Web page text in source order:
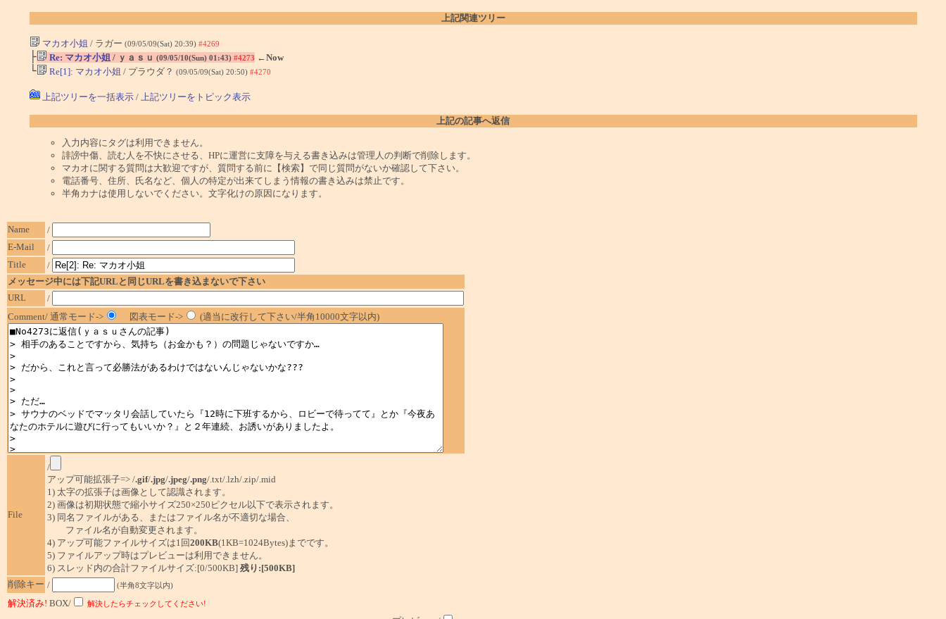
上記関連ツリー
マカオ小姐 / ラガー (09/05/09(Sat) 20:39) #4269
├ Re: マカオ小姐 / ｙａｓｕ (09/05/10(Sun) 01:43) #4273 ←Now
└ Re[1]: マカオ小姐 / プラウダ？ (09/05/09(Sat) 20:50) #4270
上記ツリーを一括表示/ 上記ツリーをトピック表示
上記の記事へ返信
入力内容にタグは利用できません。
誹謗中傷、読む人を不快にさせる、HPに運営に支障を与える書き込みは管理人の判断で削除します。
マカオに関する質問は大歓迎ですが、質問する前に【検索】で同じ質問がないか確認して下さい。
電話番号、住所、氏名など、個人の特定が出来てしまう情報の書き込みは禁止です。
半角カナは使用しないでください。文字化けの原因になります。
Name
/
E-Mail
/
Title
/
メッセージ中には下記URLと同じURLを書き込まないで下さい
URL
/
Comment/ 通常モード->
図表モード-> (適当に改行して下さい/半角10000文字以内)
File
/
アップ可能拡張子=> /.gif/.jpg/.jpeg/.png/.txt/.lzh/.zip/.mid
1) 太字の拡張子は画像として認識されます。
2) 画像は初期状態で縮小サイズ250×250ピクセル以下で表示されます。
3) 同名ファイルがある、またはファイル名が不適切な場合、
ファイル名が自動変更されます。
4) アップ可能ファイルサイズは1回200KB(1KB=1024Bytes)までです。
5) ファイルアップ時はプレビューは利用できません。
6) スレッド内の合計ファイルサイズ:[0/500KB] 残り:[500KB]
削除キー / (半角8文字以内)
解決済み! BOX/ 解決したらチェックしてください!